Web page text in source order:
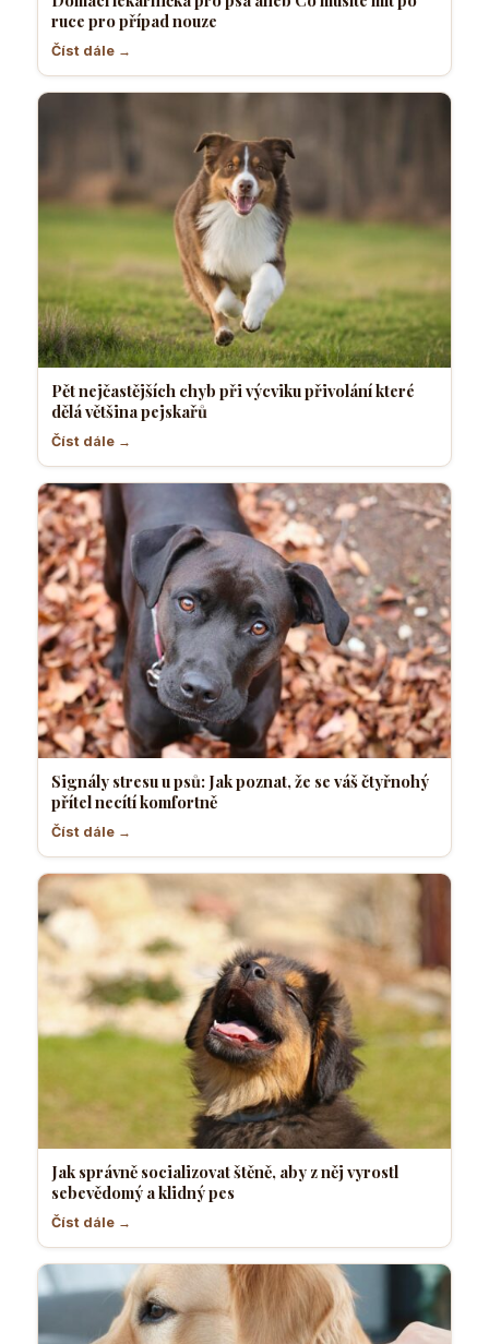
ruce pro případ nouze
Číst dále →
Pět nejčastějších chyb při výcviku přivolání které
dělá většina pejskařů
Číst dále →
Signály stresu u psů: Jak poznat, že se váš čtyřnohý
přítel necítí komfortně
Číst dále →
Jak správně socializovat štěně, aby z něj vyrostl
sebevědomý a klidný pes
Číst dále →